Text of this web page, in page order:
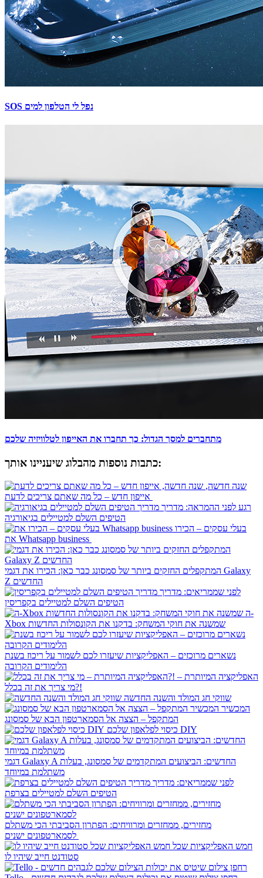
SOS נפל לי הטלפון למים
מתחברים למסך הגדול: כך תחברו את האייפון לטלוויזיה שלכם
כתבות נוספות מהבלוג שיעניינו אותך:
שנה חדשה,
רגע לפני ההמראה: מדריך
הטיפים השלם למטיילים בגיאורגיה
בעלי עסקים – הכירו
את Whatsapp business
המתקפלים החזקים ביותר של סמסונג כבר כאן: הכירו את דגמי Galaxy
Z החדשים
לפני שממריאים: מדריך
הטיפים השלם למטיילים בקפריסין
ה-
Xbox שמשנה את חוקי המשחק: בדקנו את הקונסולות החדשות
נשארים מרוכזים – האפליקציות שיעזרו לכם לשמור על ריכוז בשנת
הלימודים הקרובה
האפליקציה המיותרת –
מי צריך את זה בכלל?!
שווקי חג המולד והשנה החדשה
המכשיר
המתקפל – הצצה אל הסמארטפון הבא של סמסונג
כיסוי לפלאפון שלכם DIY
דגמי Galaxy A החדשים: הביצועים המתקדמים של סמסונג, בעלות
משתלמת במיוחד
לפני שממריאים: מדריך
הטיפים השלם למטיילים בצרפת
מחזירים, ממחזרים ומרוויחים: הפתרון הסביבתי הכי משתלם
חמש האפליקציות שכל
סטודנט חייב שיהיו לו